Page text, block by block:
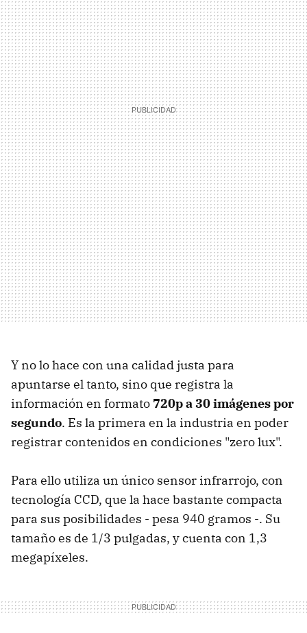
Y no lo hace con una calidad justa para
apuntarse el tanto, sino que registra la
información en formato 720p a 30 imágenes por
segundo. Es la primera en la industria en poder
registrar contenidos en condiciones "zero lux".
Para ello utiliza un único sensor infrarrojo, con
tecnología CCD, que la hace bastante compacta
para sus posibilidades - pesa 940 gramos -. Su
tamaño es de 1/3 pulgadas, y cuenta con 1,3
megapíxeles.